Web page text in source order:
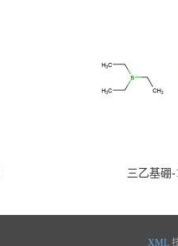
三乙基硼
XML